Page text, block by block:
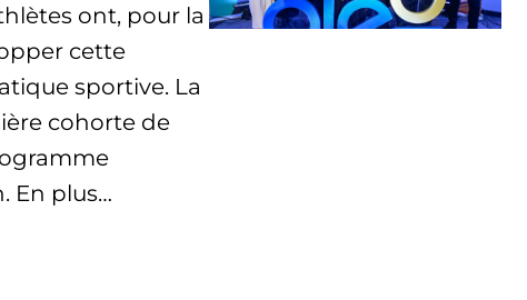
ont, pour la
cette
sportive. La
cohorte de
En plus…